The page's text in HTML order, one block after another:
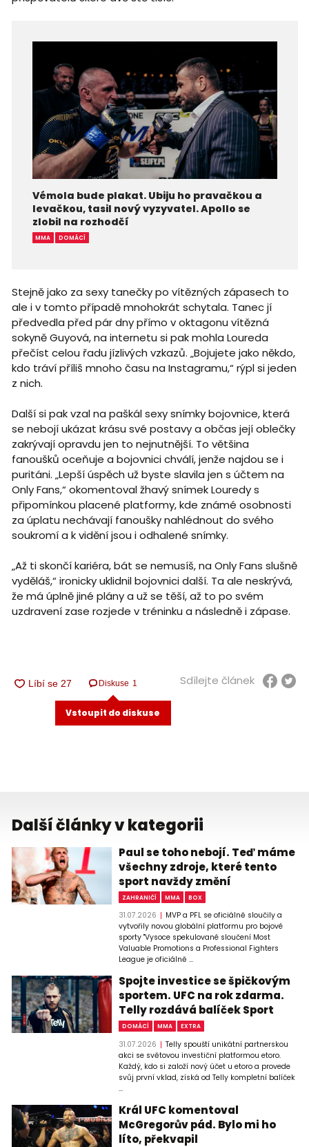
Vémola bude plakat. Ubiju ho pravačkou a
levačkou, tasil nový vyzyvatel. Apollo se
zlobil na rozhodčí
MMA DOMÁCÍ
Stejně jako za sexy tanečky po vítězných zápasech to
ale i v tomto případě mnohokrát schytala. Tanec jí
předvedla před pár dny přímo v oktagonu vítězná
sokyně Guyová, na internetu si pak mohla Loureda
přečíst celou řadu jízlivých vzkazů. „Bojujete jako někdo,
kdo tráví příliš mnoho času na Instagramu,“ rýpl si jeden
z nich.
Další si pak vzal na paškál sexy snímky bojovnice, která
se nebojí ukázat krásu své postavy a občas její oblečky
zakrývají opravdu jen to nejnutnější. To většina
fanoušků oceňuje a bojovnici chválí, jenže najdou se i
puritáni. „Lepší úspěch už byste slavila jen s účtem na
Only Fans,“ okomentoval žhavý snímek Louredy s
připomínkou placené platformy, kde známé osobnosti
za úplatu nechávají fanoušky nahlédnout do svého
soukromí a k vidění jsou i odhalené snímky.
„Až ti skončí kariéra, bát se nemusíš, na Only Fans slušně
vyděláš,“ ironicky uklidnil bojovnici další. Ta ale neskrývá,
že má úplně jiné plány a už se těší, až to po svém
uzdravení zase rozjede v tréninku a následně i zápase.
Diskuse 1
Vstoupit do diskuse
Sdílejte článek
Další články v kategorii
Paul se toho nebojí. Teď máme
všechny zdroje, které tento
sport navždy změní
ZAHRANIČÍ MMA BOX
31.07.2026
MVP a PFL se oficiálně sloučily a
vytvořily novou globální platformu pro bojové
sporty "Vysoce spekulované sloučení Most
Valuable Promotions a Professional Fighters
League je oficiálně ...
Spojte investice se špičkovým
sportem. UFC na rok zdarma.
Telly rozdává balíček Sport
DOMÁCÍ MMA EXTRA
31.07.2026
Telly spouští unikátní partnerskou
akci se světovou investiční platformou etoro.
Každý, kdo si založí nový účet u etoro a provede
svůj první vklad, získá od Telly kompletní balíček
...
Král UFC komentoval
McGregorův pád. Bylo mi ho
líto, překvapil